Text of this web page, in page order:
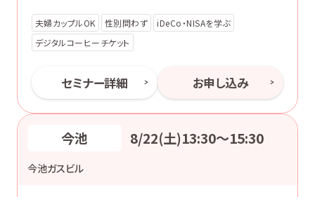
夫婦カップルOK 性別問わず
iDeCo・NISAを学ぶ
デジタルコーヒーチケット
セミナー詳細 お申し込み
今池 8/22(土)13:30〜15:30
今池ガスビル